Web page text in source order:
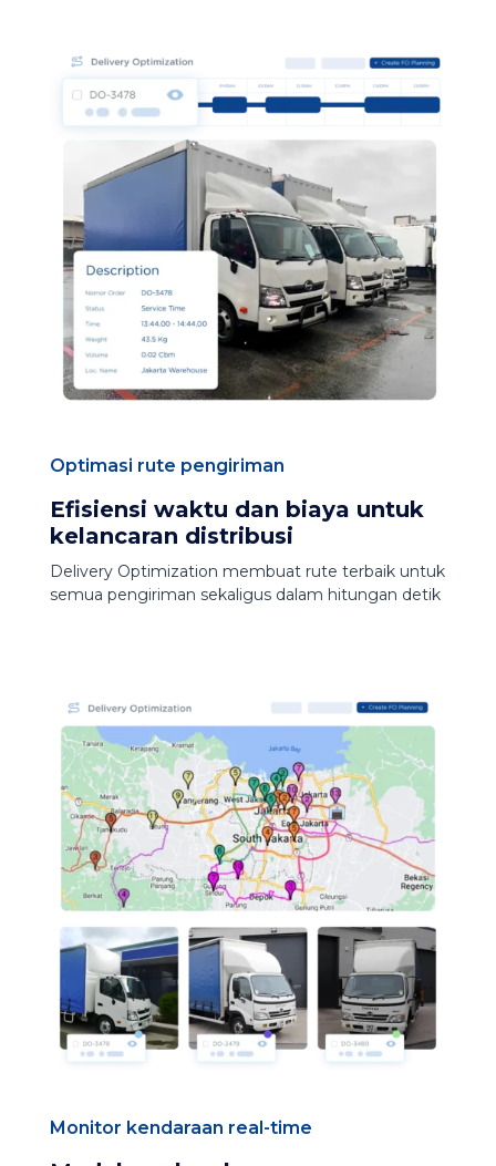
Optimasi rute pengiriman
Efisiensi waktu dan biaya untuk
kelancaran distribusi
Delivery Optimization membuat rute terbaik untuk
semua pengiriman sekaligus dalam hitungan detik
Monitor kendaraan real-time